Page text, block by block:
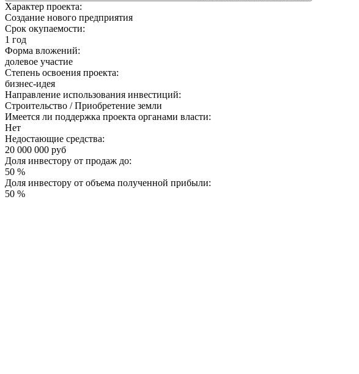
Характер проекта:
Создание нового предприятия
Срок окупаемости:
1 год
Форма вложений:
долевое участие
Степень освоения проекта:
бизнес-идея
Направление использования инвестиций:
Строительство / Приобретение земли
Имеется ли поддержка проекта органами власти:
Нет
Недостающие средства:
20 000 000 руб
Доля инвестору от продаж до:
50 %
Доля инвестору от объема полученной прибыли:
50 %